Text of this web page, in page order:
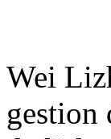
Wei
gestion